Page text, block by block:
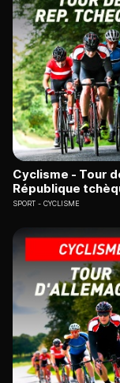
Cyclisme - Tour
République
SPORT CYCLISME